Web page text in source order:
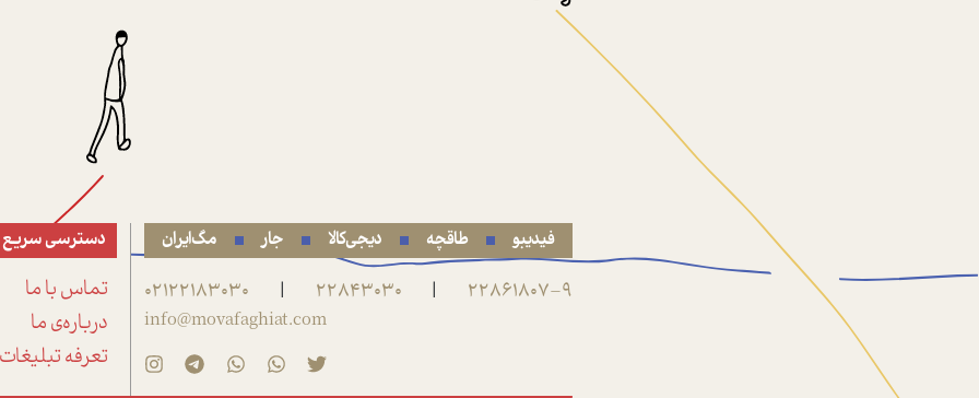
فیدیبو طاقچه دیجی‌کالا جار مگ‌ایران
22861807-9
|
22843030
|
02122183030
info@movafaghiat.com
دسترسی سریع
تماس با ما
درباره‌ی ما
تعرفه تبلیغات